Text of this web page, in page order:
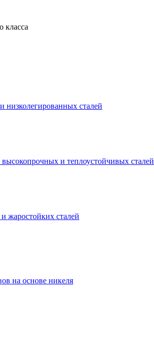
класса
низколегированных сталей
и теплоустойчивых сталей
жаростойких сталей
на основе никеля